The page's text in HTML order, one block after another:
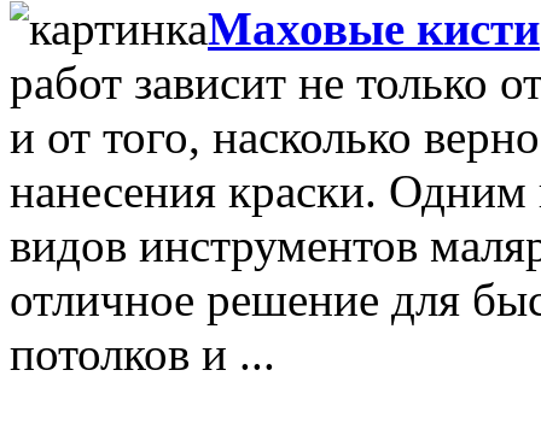
Маховые кисти
работ зависит не только
и от того, насколько
нанесения краски. Одним
видов инструментов
отличное решение для
потолков и ...